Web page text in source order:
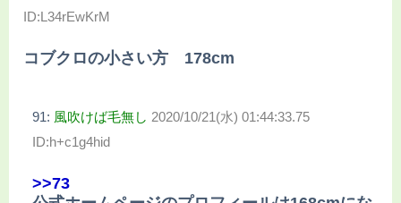
ID:L34rEwKrM
コブクロの小さい方 178cm
91: 風吹けば毛無し 2020/10/21(水) 01:44:33.75
ID:h+c1g4hid
>>73